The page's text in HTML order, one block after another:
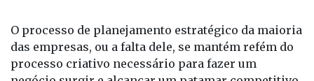
das empresas, ou a falta dele, se mantém refém do
processo criativo necessário para fazer um
negócio surgir e alcançar um patamar competitivo
necessário dentro de mercados já dominantes.